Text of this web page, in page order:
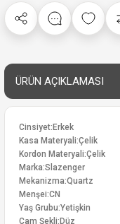
ÜRÜN AÇIKLAMASI
Cinsiyet:Erkek
Kasa Materyali:Çelik
Kordon Materyali:Çelik
Marka:Slazenger
Mekanizma:Quartz
Menşei:CN
Yaş Grubu:Yetişkin
Cam Şekli:Düz